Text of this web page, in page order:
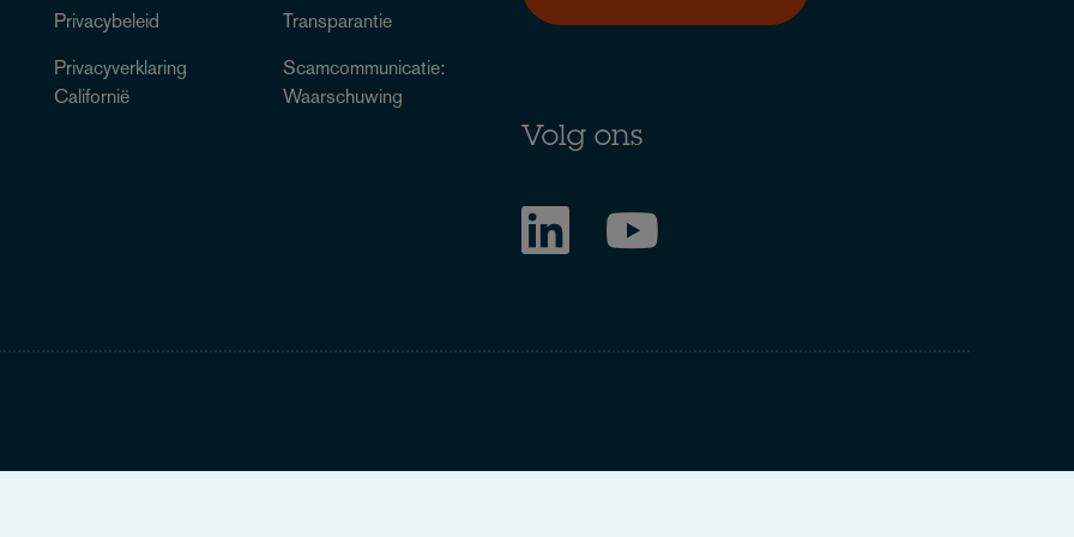
Privacybeleid
Privacyverklaring
Californië
Transparantie
Scamcommunicatie:
Waarschuwing
Volg ons